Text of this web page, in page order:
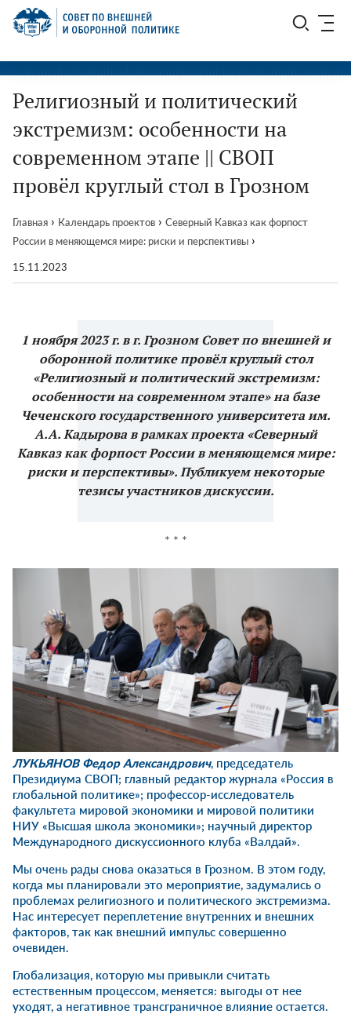
Перейти
СВОП
Религиозный и политический
экстремизм: особенности на
современном этапе || СВОП
провёл круглый стол в Грозном
Главная › Календарь проектов › Северный Кавказ как форпост
России в меняющемся мире: риски и перспективы ›
15.11.2023
1 ноября 2023 г. в г. Грозном Совет по внешней и
оборонной политике провёл круглый стол
«Религиозный и политический экстремизм:
особенности на современном этапе» на базе
Чеченского государственного университета им.
А.А. Кадырова в рамках проекта «Северный
Кавказ как форпост России в меняющемся мире:
риски и перспективы». Публикуем некоторые
тезисы участников дискуссии.
* * *
ЛУКЬЯНОВ Федор Александрович, председатель
Президиума СВОП; главный редактор журнала «Россия в
глобальной политике»; профессор-исследователь
факультета мировой экономики и мировой политики
НИУ «Высшая школа экономики»; научный директор
Международного дискуссионного клуба «Валдай».
Мы очень рады снова оказаться в Грозном. В этом году,
когда мы планировали это мероприятие, задумались о
проблемах религиозного и политического экстремизма.
Нас интересует переплетение внутренних и внешних
факторов, так как внешний импульс совершенно
очевиден.
Глобализация, которую мы привыкли считать
естественным процессом, меняется: выгоды от нее
уходят, а негативное трансграничное влияние остается.